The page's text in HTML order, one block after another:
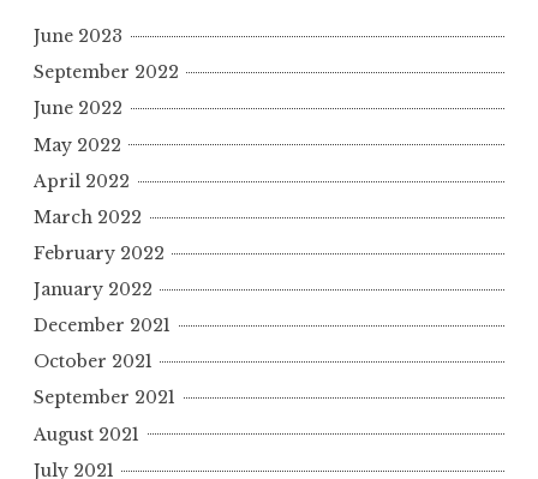
June 2023
September 2022
June 2022
May 2022
April 2022
March 2022
February 2022
January 2022
December 2021
October 2021
September 2021
August 2021
July 2021